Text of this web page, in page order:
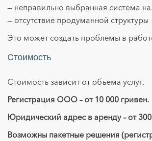
— неправильно выбранная система
— отсутствие продуманной структуры
Это может создать проблемы в
Стоимость
Стоимость зависит от объема услуг.
Регистрация ООО – от 10 000 гривен.
Юридический адрес в аренду – от
Возможны пакетные решения